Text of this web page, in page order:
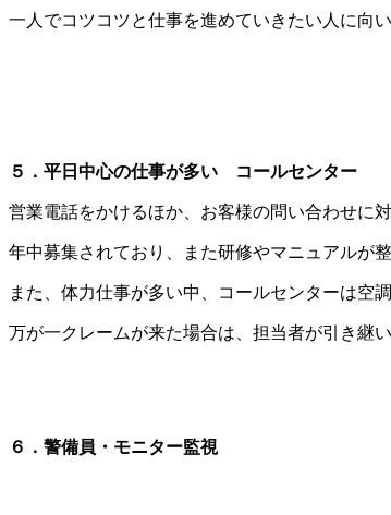
一人でコツコツと仕事を進めていきたい人に向い
５．平日中心の仕事が多い コールセンター
営業電話をかけるほか、お客様の問い合わせに
年中募集されており、また研修やマニュアルが
また、体力仕事が多い中、コールセンターは空
万が一クレームが来た場合は、担当者が引き継
６．警備員・モニター監視